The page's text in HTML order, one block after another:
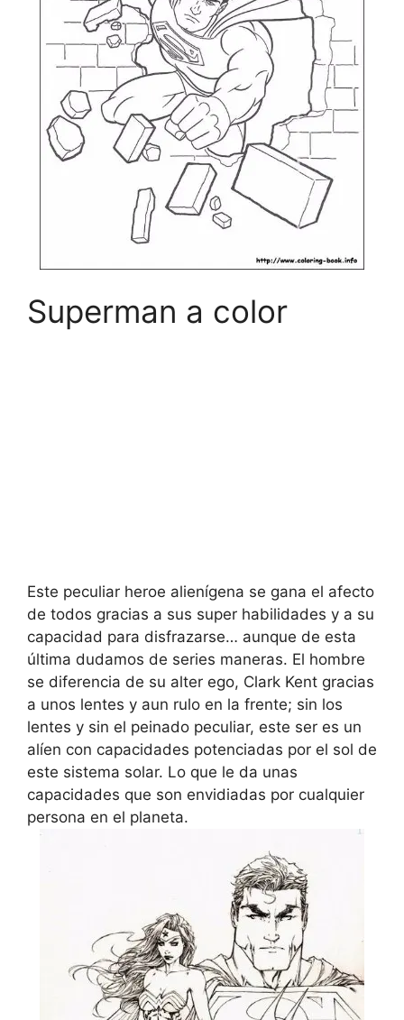
Superman a color
Este peculiar heroe alienígena se gana el afecto
de todos gracias a sus super habilidades y a su
capacidad para disfrazarse… aunque de esta
última dudamos de series maneras. El hombre
se diferencia de su alter ego, Clark Kent gracias
a unos lentes y aun rulo en la frente; sin los
lentes y sin el peinado peculiar, este ser es un
alíen con capacidades potenciadas por el sol de
este sistema solar. Lo que le da unas
capacidades que son envidiadas por cualquier
persona en el planeta.